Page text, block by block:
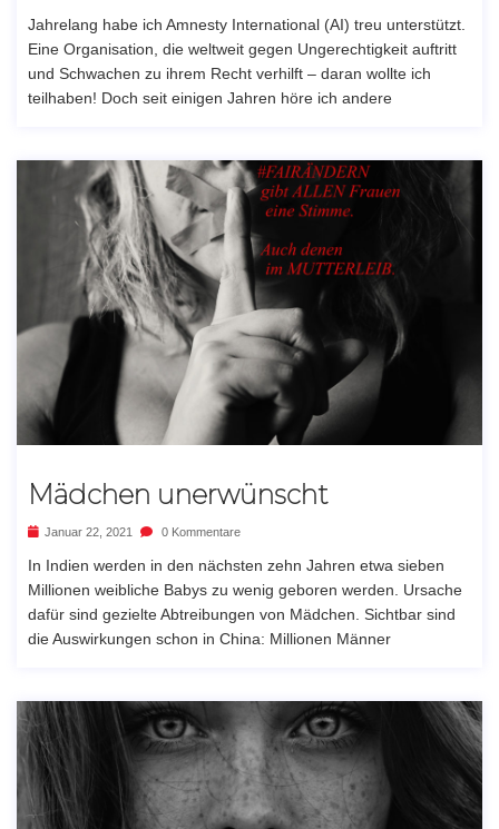
Jahrelang habe ich Amnesty International (AI) treu unterstützt.
Eine Organisation, die weltweit gegen Ungerechtigkeit auftritt
und Schwachen zu ihrem Recht verhilft – daran wollte ich
teilhaben! Doch seit einigen Jahren höre ich andere
Mädchen unerwünscht
Januar 22, 2021 0 Kommentare
In Indien werden in den nächsten zehn Jahren etwa sieben
Millionen weibliche Babys zu wenig geboren werden. Ursache
dafür sind gezielte Abtreibungen von Mädchen. Sichtbar sind
die Auswirkungen schon in China: Millionen Männer